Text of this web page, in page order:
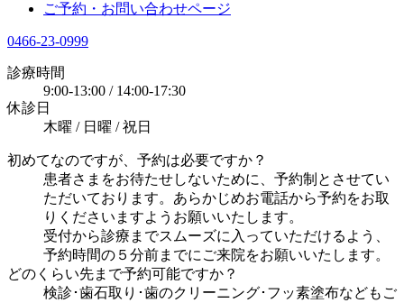
ご予約・お問い合わせページ
0466-23-0999
診療時間
9:00-13:00 / 14:00-17:30
休診日
木曜 / 日曜 / 祝日
初めてなのですが、予約は必要ですか？
患者さまをお待たせしないために、予約制とさせてい
ただいております。あらかじめお電話から予約をお取
りくださいますようお願いいたします。
受付から診療までスムーズに入っていただけるよう、
予約時間の５分前までにご来院をお願いいたします。
どのくらい先まで予約可能ですか？
検診･歯石取り･歯のクリーニング･フッ素塗布などもご